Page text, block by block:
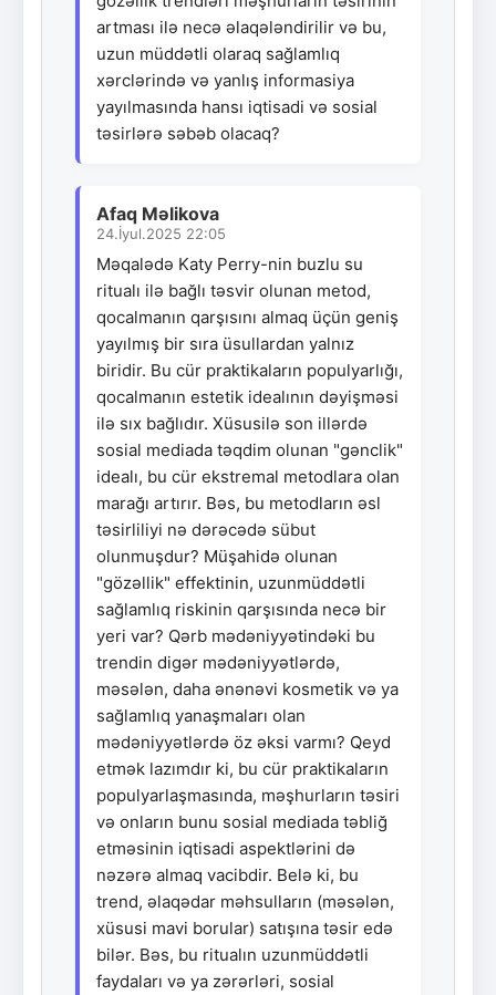
artması ilə necə əlaqələndirilir və bu,
uzun müddətli olaraq sağlamlıq
xərclərində və yanlış informasiya
yayılmasında hansı iqtisadi və sosial
təsirlərə səbəb olacaq?
Afaq Məlikova
24.İyul.2025 22:05
Məqalədə Katy Perry-nin buzlu su
ritualı ilə bağlı təsvir olunan metod,
qocalmanın qarşısını almaq üçün geniş
yayılmış bir sıra üsullardan yalnız
biridir. Bu cür praktikaların populyarlığı,
qocalmanın estetik idealının dəyişməsi
ilə sıx bağlıdır. Xüsusilə son illərdə
sosial mediada təqdim olunan "gənclik"
idealı, bu cür ekstremal metodlara olan
marağı artırır. Bəs, bu metodların əsl
təsirliliyi nə dərəcədə sübut
olunmuşdur? Müşahidə olunan
"gözəllik" effektinin, uzunmüddətli
sağlamlıq riskinin qarşısında necə bir
yeri var? Qərb mədəniyyətindəki bu
trendin digər mədəniyyətlərdə,
məsələn, daha ənənəvi kosmetik və ya
sağlamlıq yanaşmaları olan
mədəniyyətlərdə öz əksi varmı? Qeyd
etmək lazımdır ki, bu cür praktikaların
populyarlaşmasında, məşhurların təsiri
və onların bunu sosial mediada təbliğ
etməsinin iqtisadi aspektlərini də
nəzərə almaq vacibdir. Belə ki, bu
trend, əlaqədar məhsulların (məsələn,
xüsusi mavi borular) satışına təsir edə
bilər. Bəs, bu ritualın uzunmüddətli
faydaları və ya zərərləri, sosial